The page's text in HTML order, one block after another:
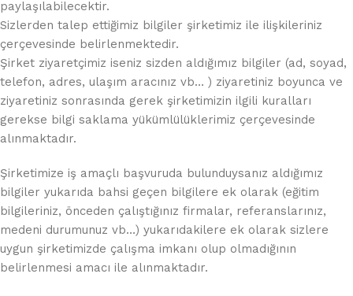
paylaşılabilecektir.
Sizlerden talep ettiğimiz bilgiler şirketimiz ile ilişkileriniz
çerçevesinde belirlenmektedir.
Şirket ziyaretçimiz iseniz sizden aldığımız bilgiler (ad, soyad,
telefon, adres, ulaşım aracınız vb… ) ziyaretiniz boyunca ve
ziyaretiniz sonrasında gerek şirketimizin ilgili kuralları
gerekse bilgi saklama yükümlülüklerimiz çerçevesinde
alınmaktadır.
Şirketimize iş amaçlı başvuruda bulunduysanız aldığımız
bilgiler yukarıda bahsi geçen bilgilere ek olarak (eğitim
bilgileriniz, önceden çalıştığınız firmalar, referanslarınız,
medeni durumunuz vb…) yukarıdakilere ek olarak sizlere
uygun şirketimizde çalışma imkanı olup olmadığının
belirlenmesi amacı ile alınmaktadır.